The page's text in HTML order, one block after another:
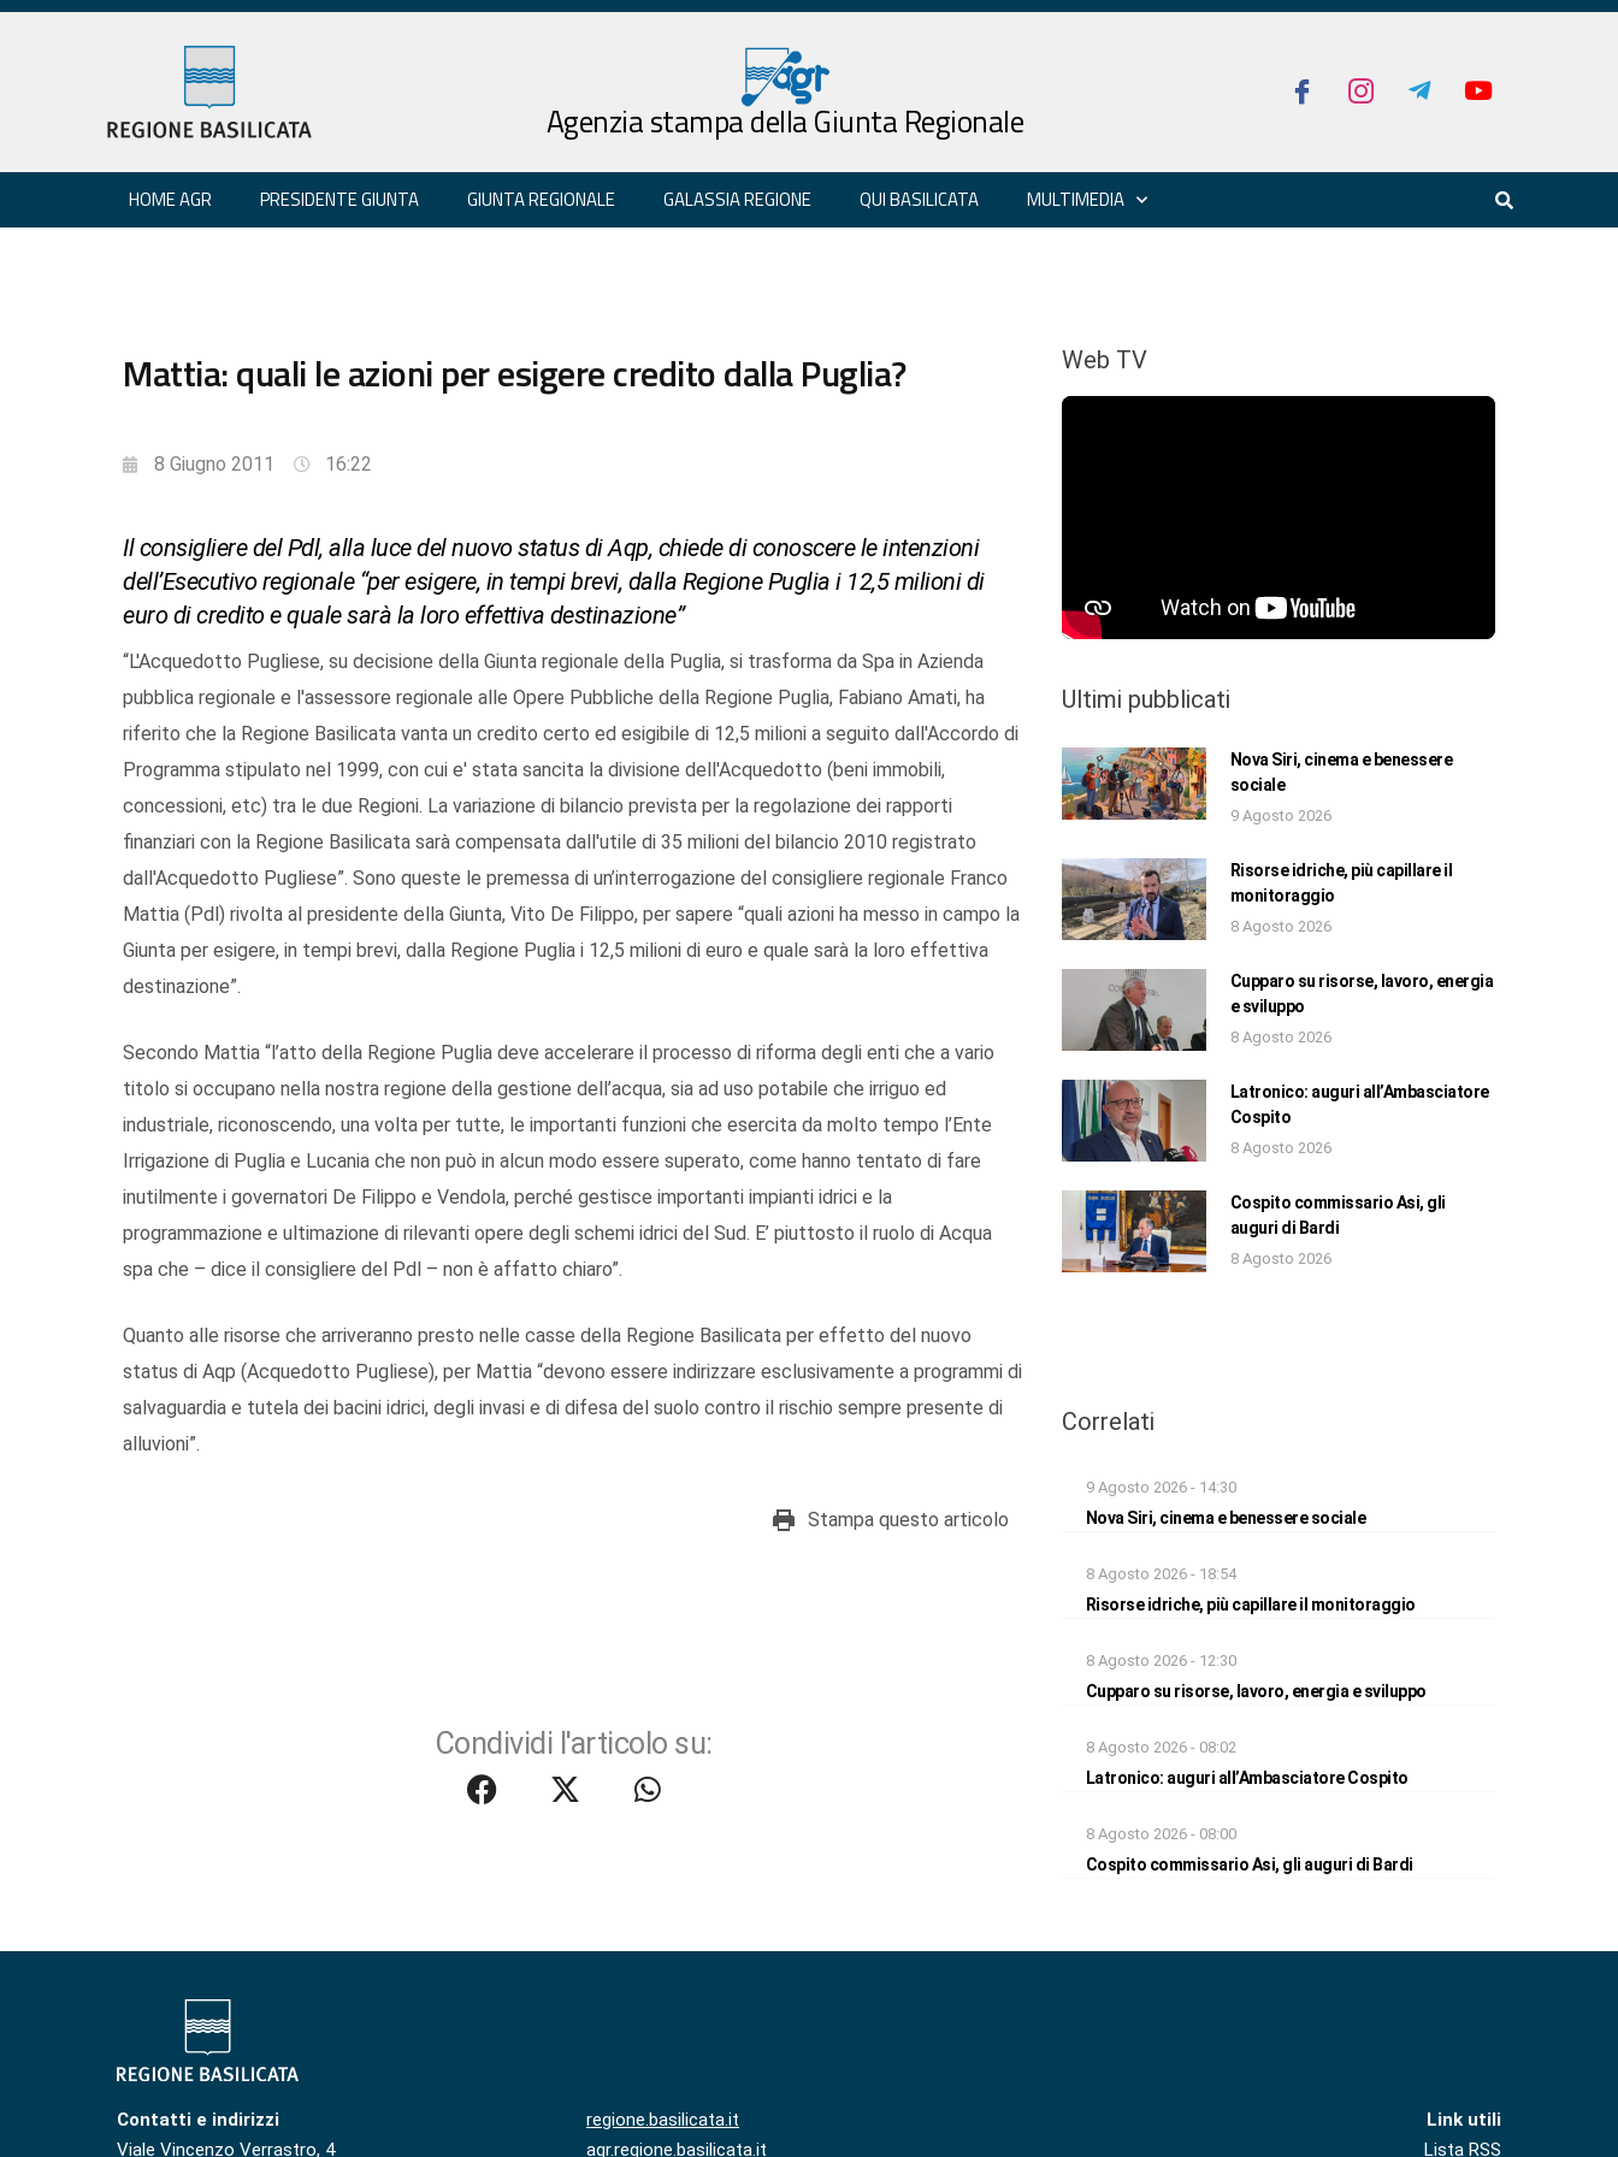
Agenzia stampa della Giunta Regionale
HOME AGR PRESIDENTE GIUNTA GIUNTA REGIONALE GALASSIA REGIONE QUI BASILICATA MULTIMEDIA
Mattia: quali le azioni per esigere credito dalla Puglia?
8 Giugno 2011 16:22
Il consigliere del Pdl, alla luce del nuovo status di Aqp, chiede di conoscere le intenzioni
dell’Esecutivo regionale “per esigere, in tempi brevi, dalla Regione Puglia i 12,5 milioni di
euro di credito e quale sarà la loro effettiva destinazione”
“L'Acquedotto Pugliese, su decisione della Giunta regionale della Puglia, si trasforma da Spa in Azienda
pubblica regionale e l'assessore regionale alle Opere Pubbliche della Regione Puglia, Fabiano Amati, ha
riferito che la Regione Basilicata vanta un credito certo ed esigibile di 12,5 milioni a seguito dall'Accordo di
Programma stipulato nel 1999, con cui e' stata sancita la divisione dell'Acquedotto (beni immobili,
concessioni, etc) tra le due Regioni. La variazione di bilancio prevista per la regolazione dei rapporti
finanziari con la Regione Basilicata sarà compensata dall'utile di 35 milioni del bilancio 2010 registrato
dall'Acquedotto Pugliese”. Sono queste le premessa di un’interrogazione del consigliere regionale Franco
Mattia (Pdl) rivolta al presidente della Giunta, Vito De Filippo, per sapere “quali azioni ha messo in campo la
Giunta per esigere, in tempi brevi, dalla Regione Puglia i 12,5 milioni di euro e quale sarà la loro effettiva
destinazione”.
Secondo Mattia “l’atto della Regione Puglia deve accelerare il processo di riforma degli enti che a vario
titolo si occupano nella nostra regione della gestione dell’acqua, sia ad uso potabile che irriguo ed
industriale, riconoscendo, una volta per tutte, le importanti funzioni che esercita da molto tempo l’Ente
Irrigazione di Puglia e Lucania che non può in alcun modo essere superato, come hanno tentato di fare
inutilmente i governatori De Filippo e Vendola, perché gestisce importanti impianti idrici e la
programmazione e ultimazione di rilevanti opere degli schemi idrici del Sud. E’ piuttosto il ruolo di Acqua
spa che – dice il consigliere del Pdl – non è affatto chiaro”.
Quanto alle risorse che arriveranno presto nelle casse della Regione Basilicata per effetto del nuovo
status di Aqp (Acquedotto Pugliese), per Mattia “devono essere indirizzare esclusivamente a programmi di
salvaguardia e tutela dei bacini idrici, degli invasi e di difesa del suolo contro il rischio sempre presente di
alluvioni”.
Stampa questo articolo
Condividi l'articolo su:
Web TV
Ultimi pubblicati
Nova Siri, cinema e benessere
sociale
9 Agosto 2026
Risorse idriche, più capillare il
monitoraggio
8 Agosto 2026
Cupparo su risorse, lavoro, energia
e sviluppo
8 Agosto 2026
Latronico: auguri all’Ambasciatore
Cospito
8 Agosto 2026
Cospito commissario Asi, gli
auguri di Bardi
8 Agosto 2026
Correlati
9 Agosto 2026 - 14:30
Nova Siri, cinema e benessere sociale
8 Agosto 2026 - 18:54
Risorse idriche, più capillare il monitoraggio
8 Agosto 2026 - 12:30
Cupparo su risorse, lavoro, energia e sviluppo
8 Agosto 2026 - 08:02
Latronico: auguri all’Ambasciatore Cospito
8 Agosto 2026 - 08:00
Cospito commissario Asi, gli auguri di Bardi
Contatti e indirizzi
Viale Vincenzo Verrastro, 4
regione.basilicata.it
agr.regione.basilicata.it
Link utili
Lista RSS